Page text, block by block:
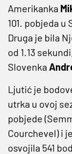
Amerikanka
101. pobjeda
Druga je bila
od 1.13
Slovenka
Ljutić je
utrka u ovoj
pobjede
Courchevel) i
osvojila 541